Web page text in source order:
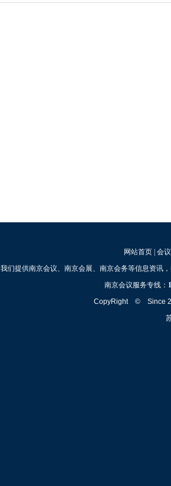
网站首页| 会
我们提供南京会议、南京会展、南京会务等信息资讯
南京会议服务专线：
CopyRight © Since